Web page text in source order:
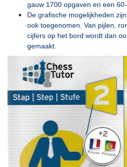
gauw 1700 opgaven en een
De grafische mogelijkheden
ook toegenomen. Van pijlen,
cijfers op het bord wordt dan
gemaakt.